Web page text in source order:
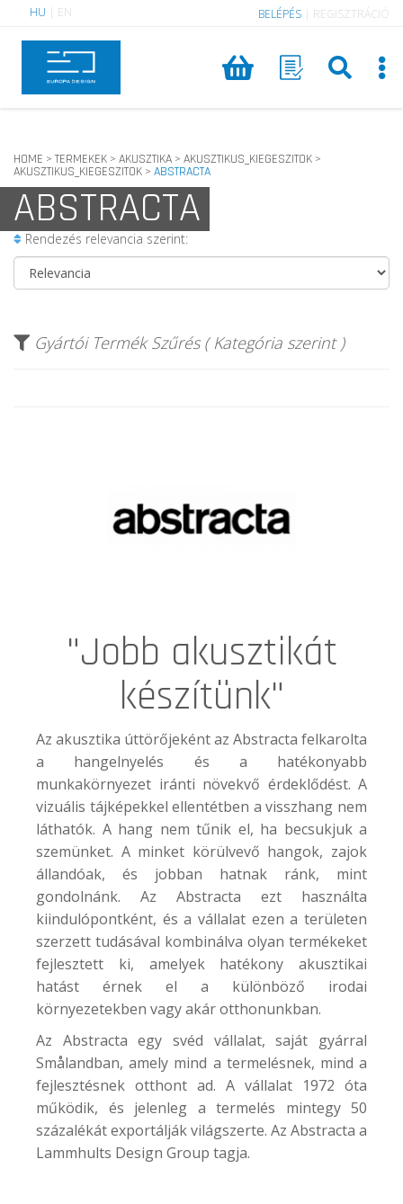
HU EN BELÉPÉS REGISZTRÁCIÓ
HOME > TERMEKEK > AKUSZTIKA > AKUSZTIKUS_KIEGESZITOK >
AKUSZTIKUS_KIEGESZITOK > ABSTRACTA
ABSTRACTA
Rendezés relevancia szerint:
Gyártói Termék Szűrés ( Kategória szerint )
"Jobb akusztikát
készítünk"
Az akusztika úttörőjeként az Abstracta felkarolta
a hangelnyelés és a hatékonyabb
munkakörnyezet iránti növekvő érdeklődést. A
vizuális tájképekkel ellentétben a visszhang nem
láthatók. A hang nem tűnik el, ha becsukjuk a
szemünket. A minket körülvevő hangok, zajok
állandóak, és jobban hatnak ránk, mint
gondolnánk. Az Abstracta ezt használta
kiindulópontként, és a vállalat ezen a területen
szerzett tudásával kombinálva olyan termékeket
fejlesztett ki, amelyek hatékony akusztikai
hatást érnek el a különböző irodai
környezetekben vagy akár otthonunkban.
Az Abstracta egy svéd vállalat, saját gyárral
Smålandban, amely mind a termelésnek, mind a
fejlesztésnek otthont ad. A vállalat 1972 óta
működik, és jelenleg a termelés mintegy 50
százalékát exportálják világszerte. Az Abstracta a
Lammhults Design Group tagja.